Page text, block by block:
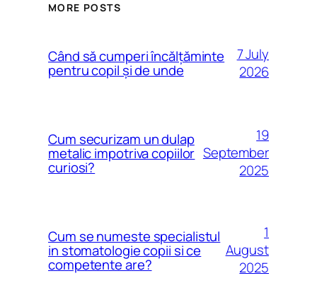
MORE POSTS
Când să cumperi încălțăminte
pentru copil și de unde
7 July
2026
Cum securizam un dulap
metalic impotriva copiilor
curiosi?
19
September
2025
Cum se numeste specialistul
in stomatologie copii si ce
competente are?
1
August
2025